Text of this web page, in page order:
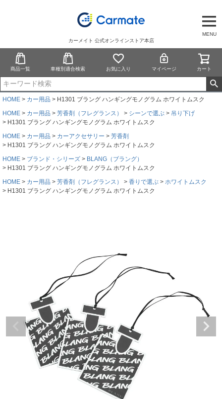
MENU
カーメイト 公式オンラインストア本店
商品一覧 車種別適合検索 お気に入り マイページ カート
HOME カー用品
H1301 ブラング ハンギングモノグラム ホワイトムスク
HOME
カー用品 芳香剤（フレグランス） シーンで選ぶ
吊り下げ
H1301 ブラング ハンギングモノグラム ホワイトムスク
HOME
カー用品 カーアクセサリー
芳香剤
H1301 ブラング ハンギングモノグラム ホワイトムスク
HOME
ブランド・シリーズ
BLANG（ブラング）
H1301 ブラング ハンギングモノグラム ホワイトムスク
HOME
カー用品 芳香剤（フレグランス） 香りで選ぶ
ホワイトムスク
H1301 ブラング ハンギングモノグラム ホワイトムスク